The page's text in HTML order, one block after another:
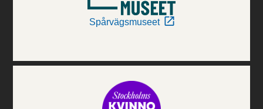
Spårvägsmuseet